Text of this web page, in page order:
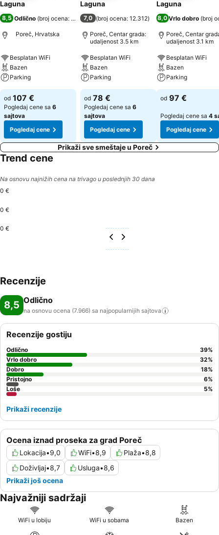
Laguna
8,5 Odlično (broj ocena: 7.966)
Poreč, Hrvatska
Besplatan WiFi
Bazen
Parking
od 107 €
Pogledaj cene sa 6
sajtova
Pogledaj cene
Laguna
7,0 (broj ocena: 12.312)
Poreč, Centar grada:
udaljenost 3.5 km
Besplatan WiFi
Bazen
Parking
od 78 €
Pogledaj cene sa 6
sajtova
Pogledaj cene
Laguna
8,0Vrlo dobro (broj
Poreč, Centar
udaljenost 3.1 km
Besplatan WiFi
Bazen
Parking
od 97 €
Pogledaj cene sa 4
Pogledaj cene
Prikaži sve smeštaje u Poreč
Trend cene
Na osnovu najnižih cena na trivago u poslednjih 30 dana
0 €
0 €
0 €
Recenzije
8,5 Odlično
na osnovu ocena (7.966) sa najpopularnijih sajtova
Ocena iznad proseka za grad Poreč
Lokacija•9,0 WiFi•8,9 Plaža•8,8
Doživljaj•8,7 Usluga•8,6
Prikaži još ocena
Recenzije gostiju
Odlično 39%
Vrlo dobro
32%
Dobro
18%
Pristojno
6%
Loše
5%
Prikaži recenzije
Najvažniji sadržaji
WiFi u lobiju WiFi u sobama Bazen